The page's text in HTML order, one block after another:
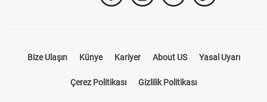
Bize Ulaşın Künye Kariyer About US Yasal Uyarı
Çerez Politikası Gizlilik Politikası